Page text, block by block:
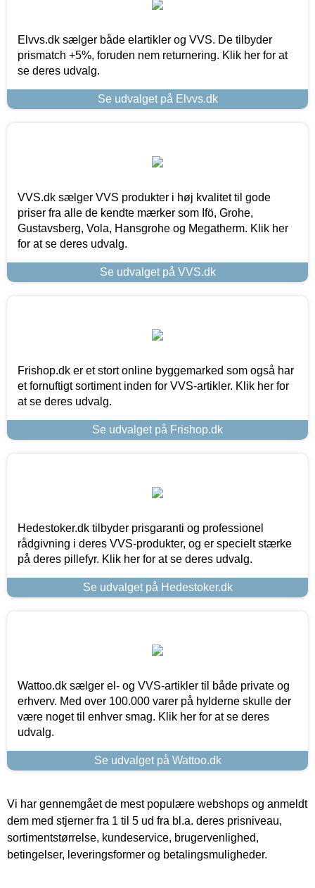
Elvvs.dk sælger både elartikler og VVS. De tilbyder
prismatch +5%, foruden nem returnering. Klik her for at
se deres udvalg.
Se udvalget på Elvvs.dk
VVS.dk sælger VVS produkter i høj kvalitet til gode
priser fra alle de kendte mærker som Ifö, Grohe,
Gustavsberg, Vola, Hansgrohe og Megatherm. Klik her
for at se deres udvalg.
Se udvalget på VVS.dk
Frishop.dk er et stort online byggemarked som også har
et fornuftigt sortiment inden for VVS-artikler. Klik her for
at se deres udvalg.
Se udvalget på Frishop.dk
Hedestoker.dk tilbyder prisgaranti og professionel
rådgivning i deres VVS-produkter, og er specielt stærke
på deres pillefyr. Klik her for at se deres udvalg.
Se udvalget på Hedestoker.dk
Wattoo.dk sælger el- og VVS-artikler til både private og
erhverv. Med over 100.000 varer på hylderne skulle der
være noget til enhver smag. Klik her for at se deres
udvalg.
Se udvalget på Wattoo.dk
Vi har gennemgået de mest populære webshops og anmeldt
dem med stjerner fra 1 til 5 ud fra bl.a. deres prisniveau,
sortimentstørrelse, kundeservice, brugervenlighed,
betingelser, leveringsformer og betalingsmuligheder.